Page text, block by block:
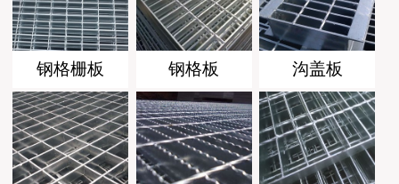
钢格栅板 钢格板 沟盖板